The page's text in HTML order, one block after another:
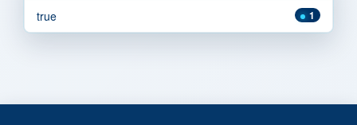
1
true